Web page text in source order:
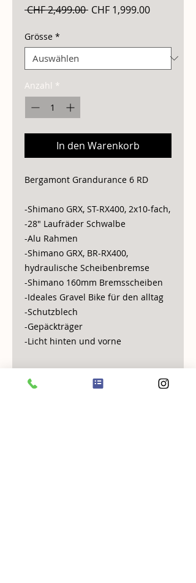
CHF 2,499.00 Standardpreis
CHF 1,999.00Sale-
Grösse *
Anzahl *
In den Warenkorb
Bergamont Grandurance 6 RD
-Shimano GRX, ST-RX400, 2x10-fach,
-28" Laufräder Schwalbe
-Alu Rahmen
-Shimano GRX, BR-RX400,
hydraulische Scheibenbremse
-Shimano 160mm Bremsscheiben
-Ideales Gravel Bike für den alltag
-Schutzblech
-Gepäckträger
-Licht hinten und vorne